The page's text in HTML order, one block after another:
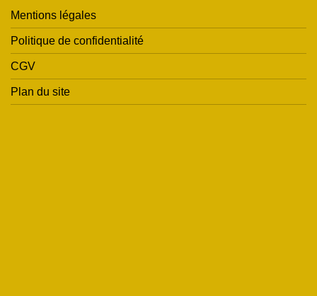
Mentions légales
Politique de confidentialité
CGV
Plan du site